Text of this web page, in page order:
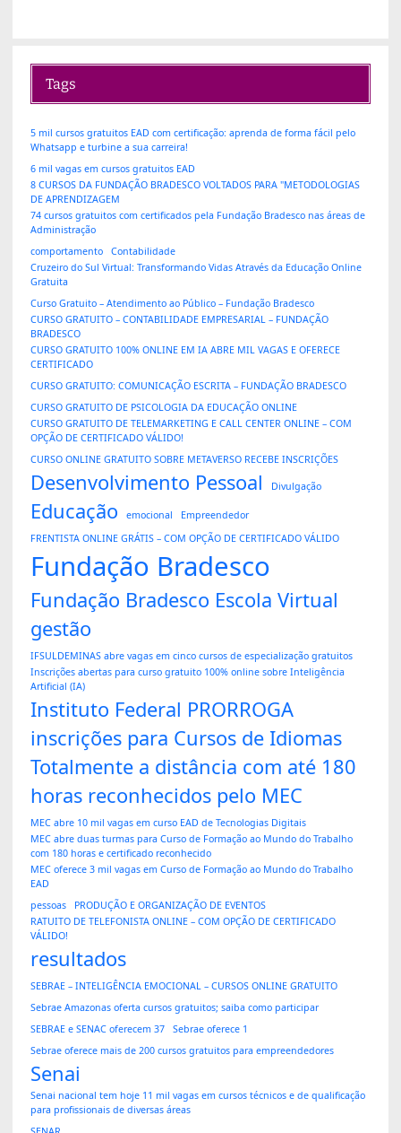
Tags
5 mil cursos gratuitos EAD com certificação: aprenda de forma fácil pelo
Whatsapp e turbine a sua carreira!
6 mil vagas em cursos gratuitos EAD
8 CURSOS DA FUNDAÇÃO BRADESCO VOLTADOS PARA "METODOLOGIAS
DE APRENDIZAGEM
74 cursos gratuitos com certificados pela Fundação Bradesco nas áreas de
Administração
comportamento
Contabilidade
Cruzeiro do Sul Virtual: Transformando Vidas Através da Educação Online
Gratuita
Curso Gratuito – Atendimento ao Público – Fundação Bradesco
CURSO GRATUITO – CONTABILIDADE EMPRESARIAL – FUNDAÇÃO
BRADESCO
CURSO GRATUITO 100% ONLINE EM IA ABRE MIL VAGAS E OFERECE
CERTIFICADO
CURSO GRATUITO: COMUNICAÇÃO ESCRITA – FUNDAÇÃO BRADESCO
CURSO GRATUITO DE PSICOLOGIA DA EDUCAÇÃO ONLINE
CURSO GRATUITO DE TELEMARKETING E CALL CENTER ONLINE – COM
OPÇÃO DE CERTIFICADO VÁLIDO!
CURSO ONLINE GRATUITO SOBRE METAVERSO RECEBE INSCRIÇÕES
Desenvolvimento Pessoal Divulgação
Educação emocional
Empreendedor
FRENTISTA ONLINE GRÁTIS – COM OPÇÃO DE CERTIFICADO VÁLIDO
Fundação Bradesco
Fundação Bradesco Escola Virtual
gestão
IFSULDEMINAS abre vagas em cinco cursos de especialização gratuitos
Inscrições abertas para curso gratuito 100% online sobre Inteligência
Artificial (IA)
Instituto Federal PRORROGA
inscrições para Cursos de Idiomas
Totalmente a distância com até 180
horas reconhecidos pelo MEC
MEC abre 10 mil vagas em curso EAD de Tecnologias Digitais
MEC abre duas turmas para Curso de Formação ao Mundo do Trabalho
com 180 horas e certificado reconhecido
MEC oferece 3 mil vagas em Curso de Formação ao Mundo do Trabalho
EAD
pessoas
PRODUÇÃO E ORGANIZAÇÃO DE EVENTOS
RATUITO DE TELEFONISTA ONLINE – COM OPÇÃO DE CERTIFICADO
VÁLIDO!
resultados
SEBRAE – INTELIGÊNCIA EMOCIONAL – CURSOS ONLINE GRATUITO
Sebrae Amazonas oferta cursos gratuitos; saiba como participar
SEBRAE e SENAC oferecem 37
Sebrae oferece 1
Sebrae oferece mais de 200 cursos gratuitos para empreendedores
Senai
Senai nacional tem hoje 11 mil vagas em cursos técnicos e de qualificação
para profissionais de diversas áreas